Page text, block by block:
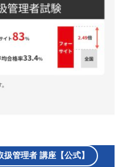
管理者 講座【公式】